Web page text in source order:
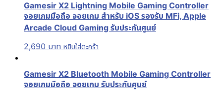
Gamesir X2 Lightning Mobile Gaming Controller
จอยเกมมือถือ จอยเกม สำหรับ iOS รองรับ MFi, Apple
Arcade Cloud Gaming รับประกันศูนย์
2,690 บาท หยิบใส่ตะกร้า
Gamesir X2 Bluetooth Mobile Gaming Controller
จอยเกมมือถือ จอยเกม รับประกันศูนย์